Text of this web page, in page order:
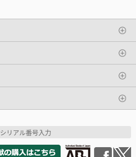
シリアル番号入力